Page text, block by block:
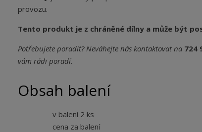
provozu.
Tento produkt je z chráněné dílny a může být
Potřebujete poradit? Neváhejte nás kontaktovat na 724
vám rádi poradí.
Obsah balení
v balení 2 ks
cena za balení